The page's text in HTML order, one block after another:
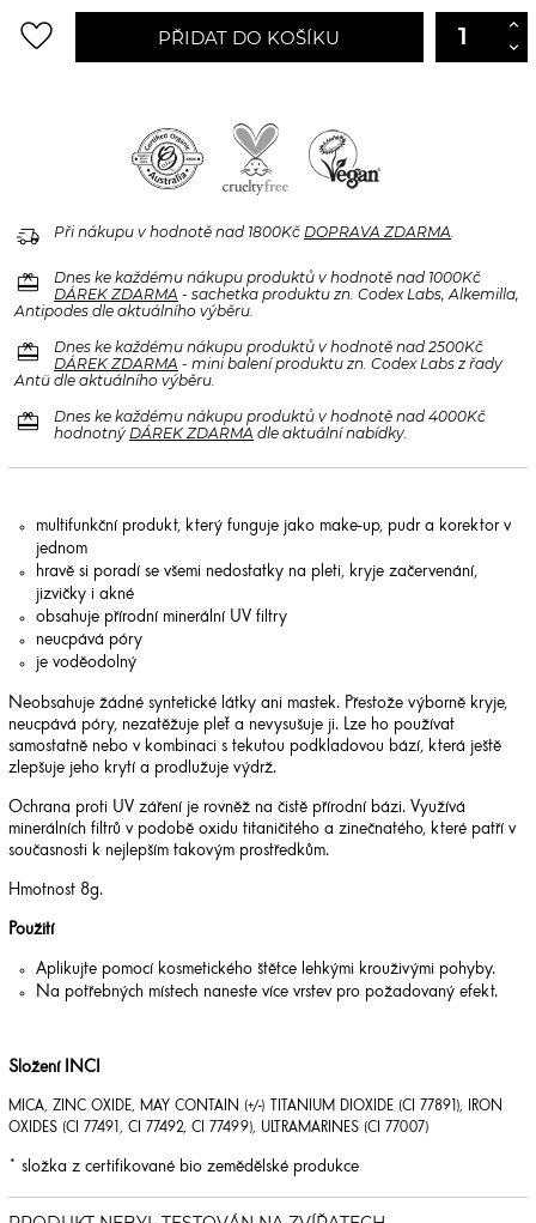
favorite_border PŘIDAT DO KOŠÍKU
delivery_truck_speed Při nákupu v hodnotě nad 1800Kč DOPRAVA ZDARMA.
redeem
Dnes ke každému nákupu produktů v hodnotě nad 1000Kč
DÁREK ZDARMA - sachetka produktu zn. Codex Labs, Alkemilla,
Antipodes dle aktuálního výběru.
redeem
Dnes ke každému nákupu produktů v hodnotě nad 2500Kč
DÁREK ZDARMA - mini balení produktu zn. Codex Labs z řady
Antü dle aktuálního výběru.
redeem
Dnes ke každému nákupu produktů v hodnotě nad 4000Kč
hodnotný DÁREK ZDARMA dle aktuální nabídky.
multifunkční produkt, který funguje jako make-up, pudr a korektor v
jednom
hravě si poradí se všemi nedostatky na pleti, kryje začervenání,
jizvičky i akné
obsahuje přírodní minerální UV filtry
neucpává póry
je voděodolný
Neobsahuje žádné syntetické látky ani mastek. Přestože výborně kryje,
neucpává póry, nezatěžuje pleť a nevysušuje ji. Lze ho používat
samostatně nebo v kombinaci s tekutou podkladovou bází, která ještě
zlepšuje jeho krytí a prodlužuje výdrž.
Ochrana proti UV záření je rovněž na čistě přírodní bázi. Využívá
minerálních filtrů v podobě oxidu titaničitého a zinečnatého, které patří v
současnosti k nejlepším takovým prostředkům.
Hmotnost 8g.
Použití
Aplikujte pomocí kosmetického štětce lehkými krouživými pohyby.
Na potřebných místech naneste více vrstev pro požadovaný efekt.
Složení INCI
MICA, ZINC OXIDE, MAY CONTAIN (+/-) TITANIUM DIOXIDE (CI 77891), IRON
OXIDES (CI 77491, CI 77492, CI 77499), ULTRAMARINES (CI 77007)
* složka z certifikované bio zemědělské produkce